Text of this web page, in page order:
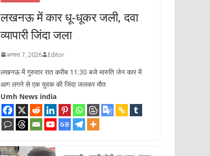
लखनऊ में कार धू-धूकर जली, दवा
व्यापारी जिंदा जला
अगस्त 7, 2026 Editor
लखनऊ में गुरुवार रात करीब 11:30 बजे मारुति जेन कार में
आग लगने से एक युवक की जिंदा जलकर मौत
Umh News india